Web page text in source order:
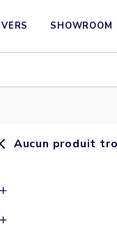
SHOWROOM
Aucun produit